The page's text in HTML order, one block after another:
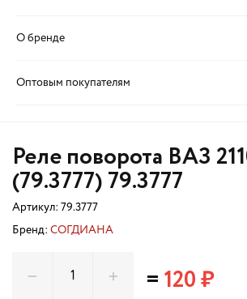
О бренде
Оптовым покупателям
Реле поворота ВАЗ
(79.3777) 79.3777
Артикул: 79.3777
Бренд: СОГДИАНА
=120 ₽